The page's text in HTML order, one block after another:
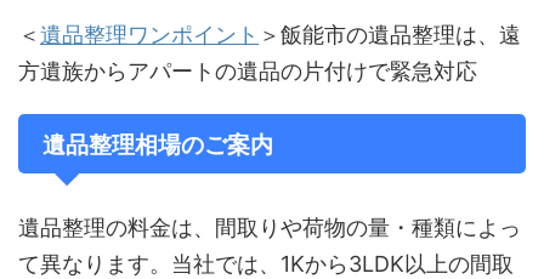
＜遺品整理ワンポイント ＞飯能市の遺品整理は、遠
方遺族からアパートの遺品の片付けで緊急対応
遺品整理相場のご案内
遺品整理の料金は、間取りや荷物の量・種類によっ
て異なります。当社では、1Kから3LDK以上の間取